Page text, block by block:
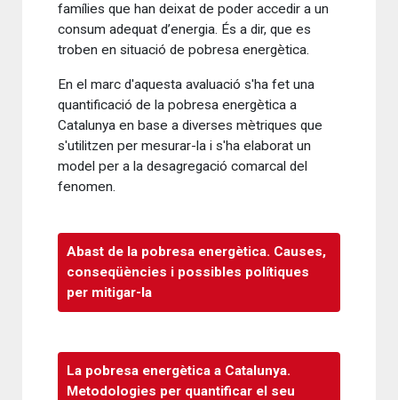
famílies que han deixat de poder accedir a un
consum adequat d’energia. És a dir, que es
troben en situació de pobresa energètica.
En el marc d'aquesta avaluació s'ha fet una
quantificació de la pobresa energètica a
Catalunya en base a diverses mètriques que
s'utilitzen per mesurar-la i s'ha elaborat un
model per a la desagregació comarcal del
fenomen.
Abast de la pobresa energètica. Causes,
conseqüències i possibles polítiques
per mitigar-la
La pobresa energètica a Catalunya.
Metodologies per quantificar el seu